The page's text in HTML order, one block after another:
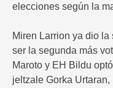
elecciones según la
Miren Larrion ya dio
ser la segunda más
Maroto y EH Bildu
jeltzale Gorka